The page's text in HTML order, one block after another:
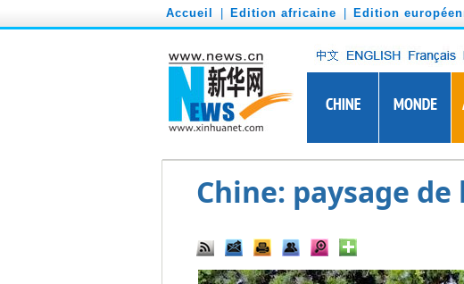
Accueil Edition africaine Edition
Chine: paysage